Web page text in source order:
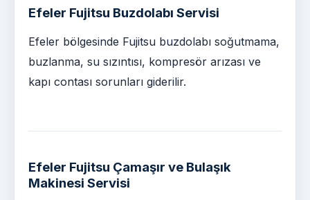
Efeler Fujitsu Buzdolabı Servisi
Efeler bölgesinde Fujitsu buzdolabı soğutmama,
buzlanma, su sızıntısı, kompresör arızası ve
kapı contası sorunları giderilir.
Efeler Fujitsu Çamaşır ve Bulaşık
Makinesi Servisi